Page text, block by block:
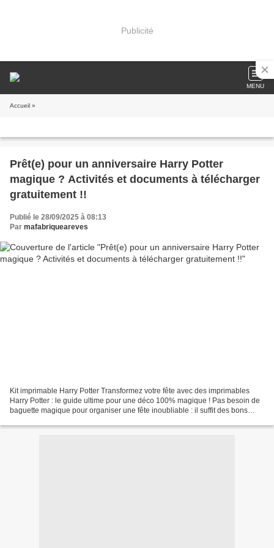
Publicité
MENU
Accueil »
Prêt(e) pour un anniversaire Harry Potter
magique ? Activités et documents à télécharger
gratuitement !!
Publié le 28/09/2025 à 08:13
Par mafabriqueareves
Kit imprimable Harry Potter Transformez votre fête avec des imprimables
Harry Potter : le guide ultime pour une déco 100% magique ! Pas besoin de
baguette magique pour organiser une fête inoubliable : il suffit des bons